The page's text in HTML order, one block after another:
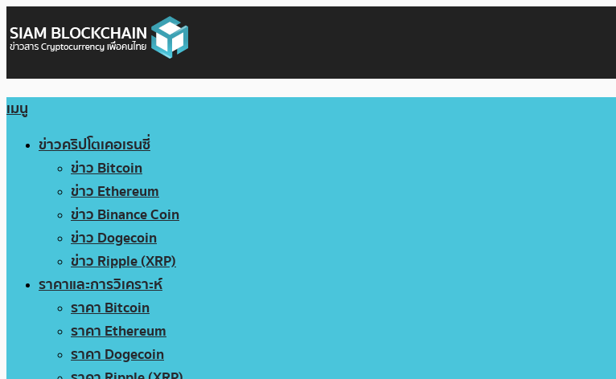
เมนู
ข่าวคริปโตเคอเรนซี่
ข่าว Bitcoin
ข่าว Ethereum
ข่าว Binance Coin
ข่าว Dogecoin
ข่าว Ripple (XRP)
ราคาและการวิเคราะห์
ราคา Bitcoin
ราคา Ethereum
ราคา Dogecoin